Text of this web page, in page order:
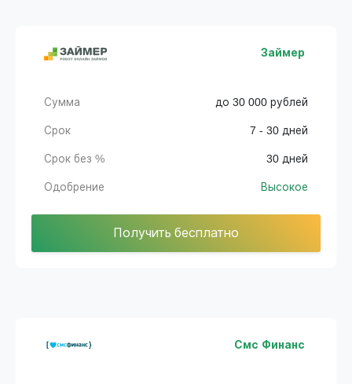
Займер
Сумма до 30 000 рублей
Срок 7 - 30 дней
Срок без % 30 дней
Одобрение Высокое
Получить бесплатно
Смс Финанс